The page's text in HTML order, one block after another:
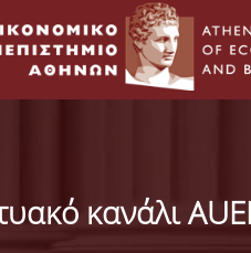
κανάλι